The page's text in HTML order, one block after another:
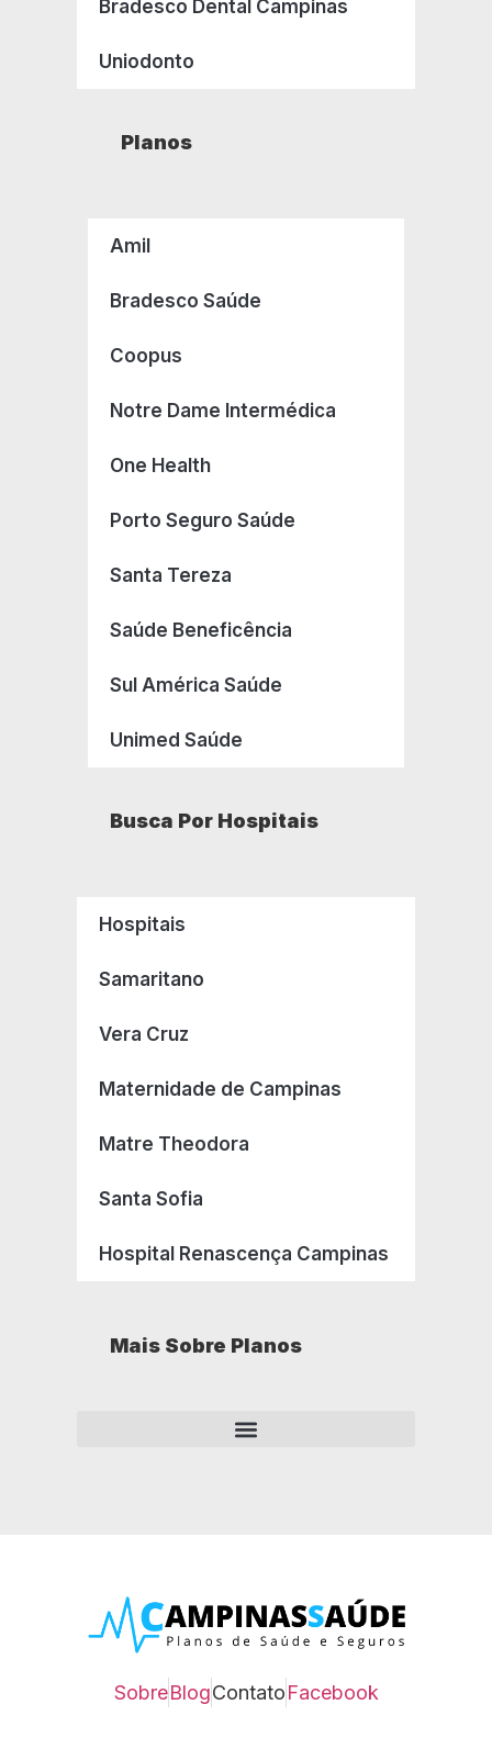
Bradesco Dental Campinas
Uniodonto
Planos
Amil
Bradesco Saúde
Coopus
Notre Dame Intermédica
One Health
Porto Seguro Saúde
Santa Tereza
Saúde Beneficência
Sul América Saúde
Unimed Saúde
Busca Por Hospitais
Hospitais
Samaritano
Vera Cruz
Maternidade de Campinas
Matre Theodora
Santa Sofia
Hospital Renascença Campinas
Mais Sobre Planos
SobreBlogContatoFacebook